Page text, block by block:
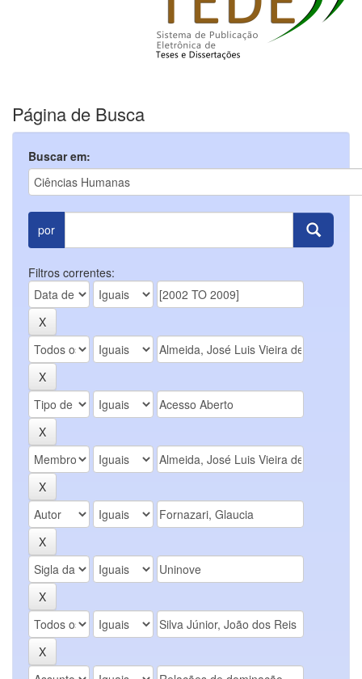
Página de Busca
Buscar em:
por
Filtros correntes: